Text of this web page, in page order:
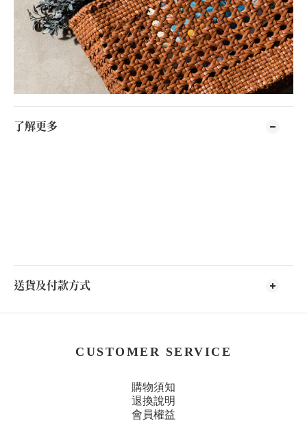
了解更多
送貨及付款方式
CUSTOMER SERVICE
購物須知
退換說明
會員權益